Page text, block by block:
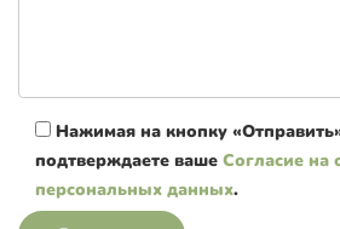
Нажимая на кнопку
подтверждаете ваше Согласие на
персональных данных.